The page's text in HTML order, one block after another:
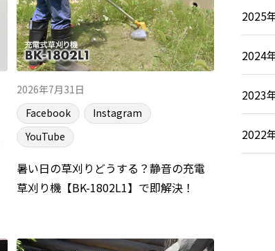
2026年7月31日
Facebook
Instagram
YouTube
暑い日の草刈りどうする？静音の充電
草刈り機【BK-1802L1】で即解決！
2025
2024
2023
2022